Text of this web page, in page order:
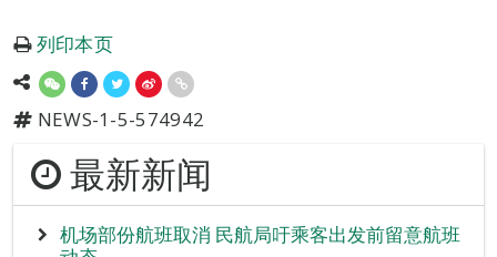
列印本页
NEWS-1-5-574942
最新新闻
机场部份航班取消 民航局吁乘客出发前留意航班